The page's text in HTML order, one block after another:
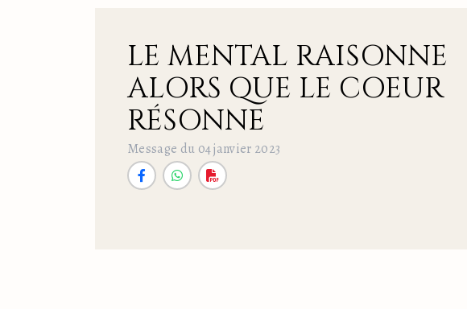
LE MENTAL RAISONNE
ALORS QUE LE COEUR
RÉSONNE
Message du 04 janvier 2023